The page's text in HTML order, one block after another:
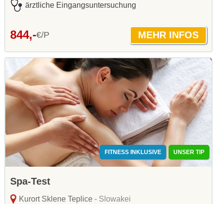
ärztliche Eingangsuntersuchung
844,-€/P
FITNESS INKLUSIVE UNSER TIP
Spa-Test
Kurort Sklene Teplice- Slowakei